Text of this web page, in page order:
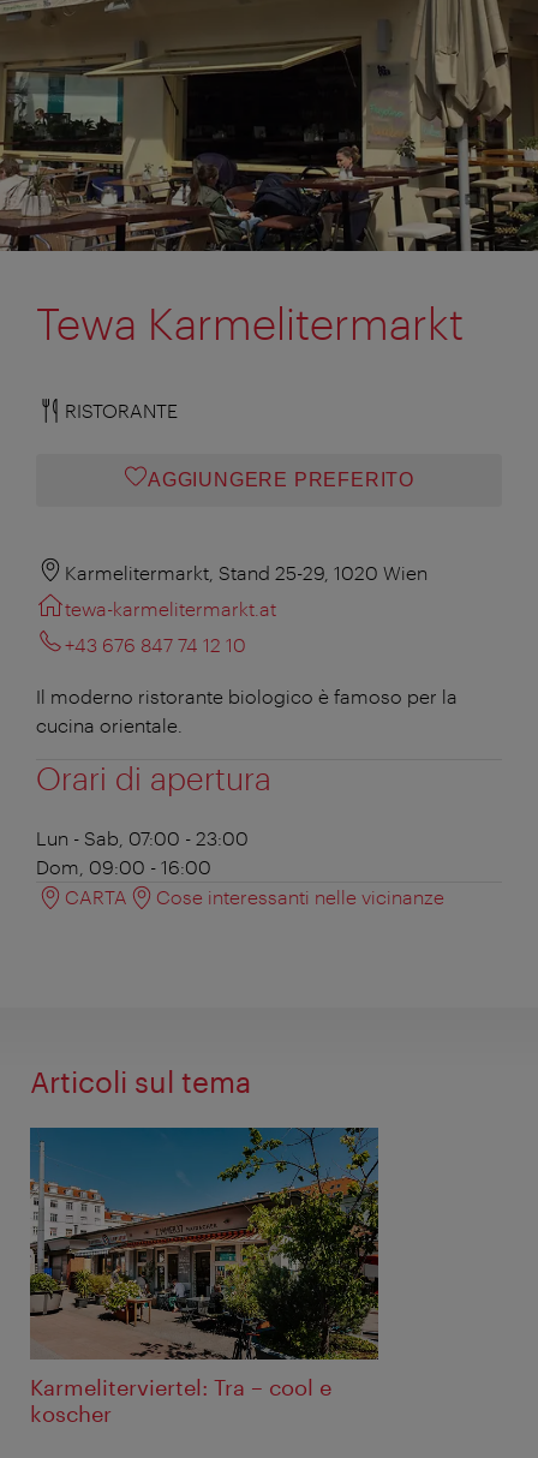
Tewa Karmelitermarkt
RISTORANTE
AGGIUNGERE PREFERITO
Karmelitermarkt, Stand 25-29, 1020 Wien
tewa-karmelitermarkt.at
+43 676 847 74 12 10
Il moderno ristorante biologico è famoso per la
cucina orientale.
Orari di apertura
Lun - Sab, 07:00 - 23:00
Dom, 09:00 - 16:00
CARTA
Cose interessanti nelle vicinanze
Articoli sul tema
Karmeliterviertel: Tra – cool e
koscher